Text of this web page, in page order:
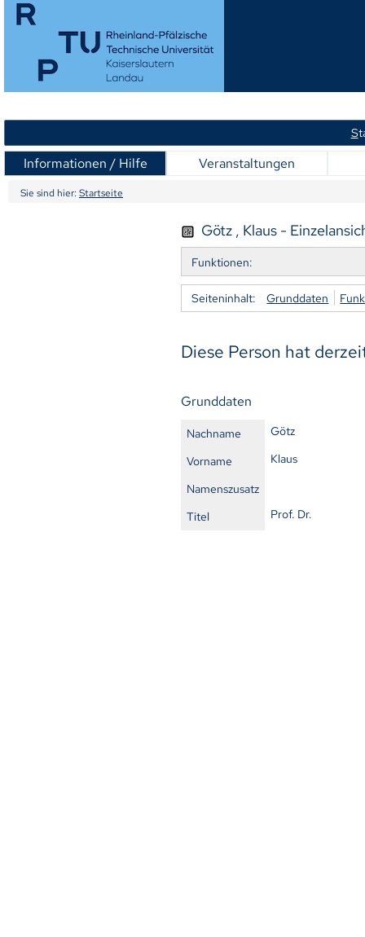
S
Informationen / Hilfe Veranstaltungen
Sie sind hier: Startseite
Götz , Klaus -
Funktionen:
Seiteninhalt: Grunddaten
Diese Person hat
Grunddaten
Nachname
Götz
Vorname
Klaus
Namenszusatz
Titel
Prof. Dr.